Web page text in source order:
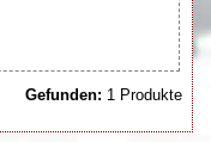
Gefunden: 1 Produkte